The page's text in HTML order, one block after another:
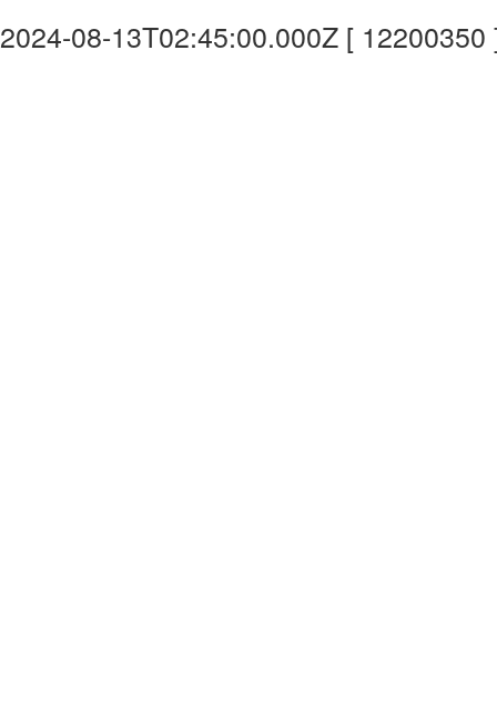
2024-08-13T02:45:00.000Z [ 12200350